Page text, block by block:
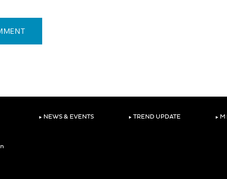
‣ NEWS & EVENTS ‣ TREND UPDATE ‣ M